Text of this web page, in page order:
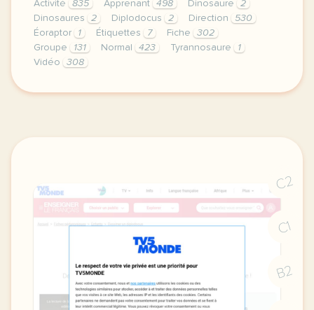
Activité 835 Apprenant 498 Dinosaure
2
Dinosaures
2 Diplodocus 2 Direction
530
Éoraptor
1 Étiquettes 7 Fiche
302
Groupe
131 Normal 423 Tyrannosaure
1
Vidéo
308
didomi host didomi components button cursor
C2
C1
B2